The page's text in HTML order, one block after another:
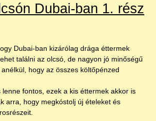
Dubai-ban 1. rész
Dubai-ban kizárólag drága éttermek
találni az olcsó, de nagyon jó minőségű
hogy az összes költőpénzed
lenne fontos, ezek a kis éttermek akkor is
arra, hogy megkóstolj új ételeket és